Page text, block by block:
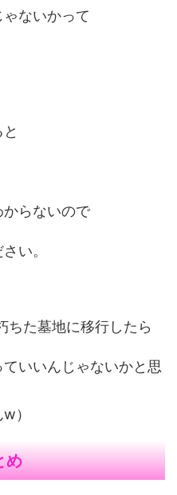
ないかって
からないので
い。
ちた墓地に移行したら
いいんじゃないかと思
）
め